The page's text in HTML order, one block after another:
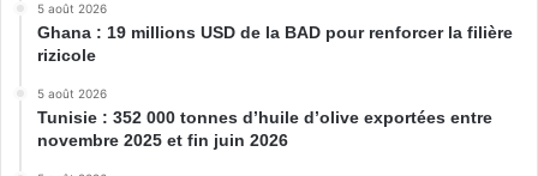
5 août 2026
Ghana : 19 millions USD de la BAD pour renforcer la filière
rizicole
5 août 2026
Tunisie : 352 000 tonnes d’huile d’olive exportées entre
novembre 2025 et fin juin 2026